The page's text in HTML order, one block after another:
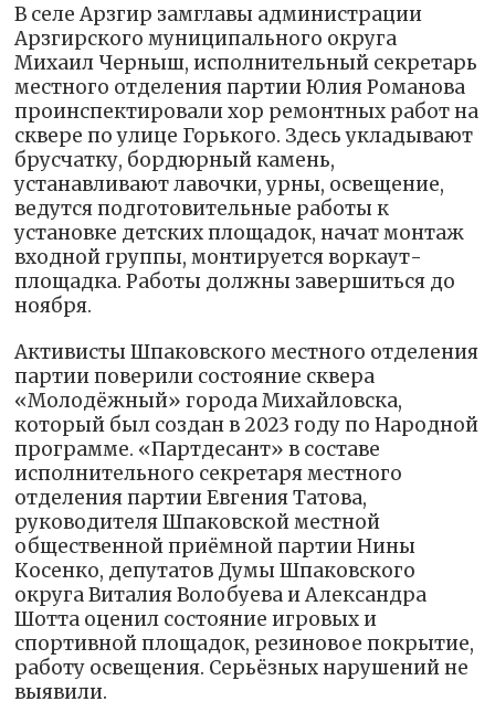
В селе Арзгир замглавы администрации
Арзгирского муниципального округа
Михаил Черныш, исполнительный секретарь
местного отделения партии Юлия Романова
проинспектировали хор ремонтных работ на
сквере по улице Горького. Здесь укладывают
брусчатку, бордюрный камень,
устанавливают лавочки, урны, освещение,
ведутся подготовительные работы к
установке детских площадок, начат монтаж
входной группы, монтируется воркаут-
площадка. Работы должны завершиться до
ноября.
Активисты Шпаковского местного отделения
партии поверили состояние сквера
«Молодёжный» города Михайловска,
который был создан в 2023 году по Народной
программе. «Партдесант» в составе
исполнительного секретаря местного
отделения партии Евгения Татова,
руководителя Шпаковской местной
общественной приёмной партии Нины
Косенко, депутатов Думы Шпаковского
округа Виталия Волобуева и Александра
Шотта оценил состояние игровых и
спортивной площадок, резиновое покрытие,
работу освещения. Серьёзных нарушений не
выявили.